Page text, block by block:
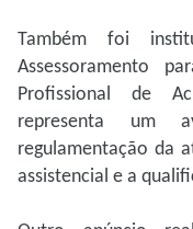
Também foi
Assessoramento
Profissional de
representa um
regulamentação da
assistencial e a